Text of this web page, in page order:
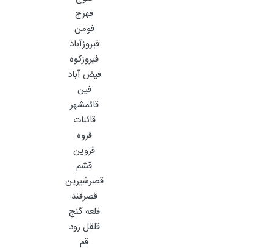
فهرج
فومن
فیروزآباد
فیروزکوه
فیض آباد
فین
قائمشهر
قائنات
قروه
قزوین
قشم
قصرشیرین
قصرقند
قلعه گنج
قلقل رود
قم